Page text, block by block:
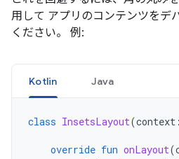
用して アプリのコンテンツをデ
ください。 例:
Kotlin Java
class InsetsLayout(context :
override fun onLayout(